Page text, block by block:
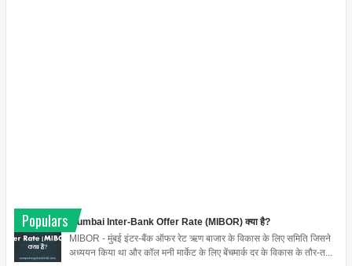
Populars
Mumbai Inter-Bank Offer Rate (MIBOR) क्या है?
MIBOR - मुंबई इंटर-बैंक ऑफर रेट ऋण बाजार के विकास के लिए समिति जिसने
अध्ययन किया था और कॉल मनी मार्केट के लिए बेंचमार्क दर के विकास के तौर-त...